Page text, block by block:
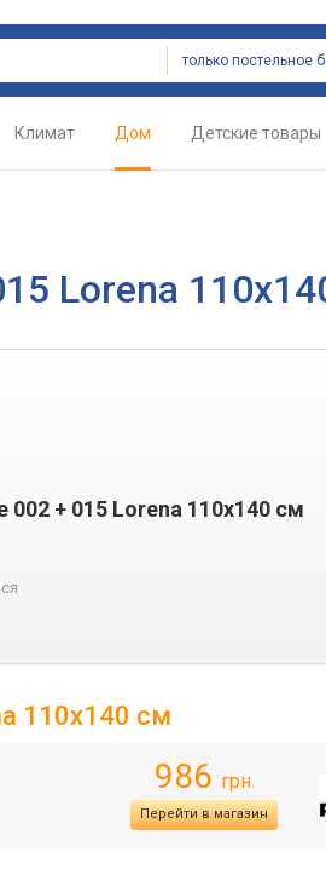
Климат Дом Детские товары
Lorena
+ 015 Lorena 110х140 см
110х140 см
986 грн.
Перейти в магазин